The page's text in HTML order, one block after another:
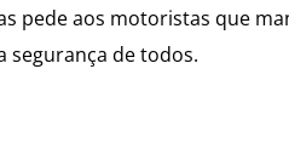
pede aos motoristas que
segurança de todos.